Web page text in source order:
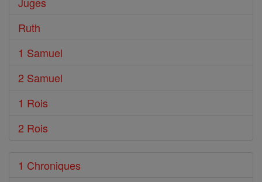
Ruth
1 Samuel
2 Samuel
1 Rois
2 Rois
1 Chroniques